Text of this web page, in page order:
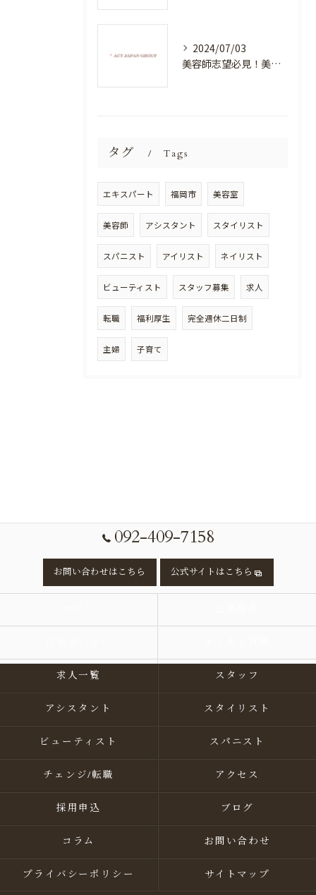
2024/07/03
美容師志望必見！美容室NEWSTANDARDで最高のスキルアップを目指そう！
タグ Tags
エキスパート 福岡市 美容室
美容師 アシスタント スタイリスト
スパニスト アイリスト ネイリスト
ビューティスト スタッフ募集 求人
転職 福利厚生 完全週休二日制
主婦 子育て
092-409-7158
お問い合わせはこちら 公式サイトはこちら
求人一覧 スタッフ
アシスタント スタイリスト
ビューティスト スパニスト
チェンジ/転職 アクセス
採用申込 ブログ
コラム お問い合わせ
プライバシーポリシー サイトマップ